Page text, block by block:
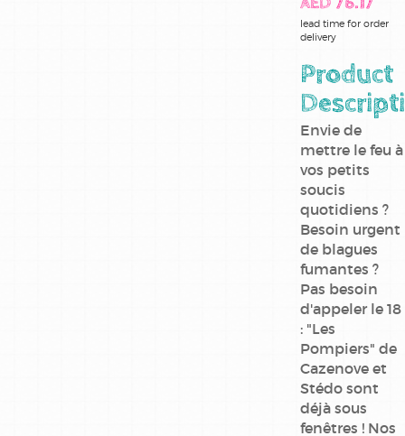
AED 76.17
lead time for order
delivery
Product
Envie de
mettre le feu à
vos petits
soucis
quotidiens ?
Besoin urgent
de blagues
fumantes ?
Pas besoin
d'appeler le 18
: "Les
Pompiers" de
Cazenove et
Stédo sont
déjà sous
fenêtres ! Nos